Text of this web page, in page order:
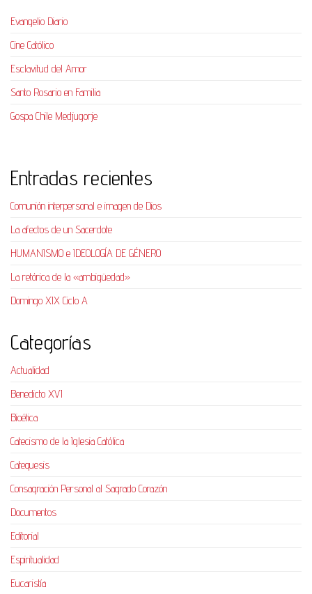
Evangelio Diario
Cine Católico
Esclavitud del Amor
Santo Rosario en Familia
Gospa Chile Medjugorje
Entradas recientes
Comunión interpersonal e imagen de Dios
La afectos de un Sacerdote
HUMANISMO e IDEOLOGÍA DE GÉNERO
La retórica de la «ambigüedad»
Domingo XIX Ciclo A
Categorías
Actualidad
Benedicto XVI
Bioética
Catecismo de la Iglesia Católica
Catequesis
Consagración Personal al Sagrado Corazón
Documentos
Editorial
Espiritualidad
Eucaristía